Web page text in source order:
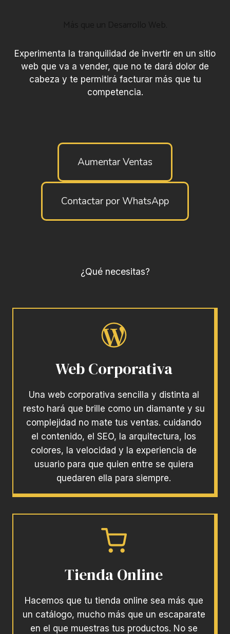
Experimenta la tranquilidad de invertir en un sitio
web que va a vender, que no te dará dolor de
cabeza y te permitirá facturar más que tu
competencia.
Aumentar Ventas
Contactar por WhatsApp
¿Qué necesitas?
Web Corporativa
Una web corporativa sencilla y distinta al
resto hará que brille como un diamante y su
complejidad no mate tus ventas. cuidando
el contenido, el SEO, la arquitectura, los
colores, la velocidad y la experiencia de
usuario para que quien entre se quiera
quedaren ella para siempre.
Tienda Online
Hacemos que tu tienda online sea más que
un catálogo, mucho más que un escaparate
en el que muestras tus productos. No se